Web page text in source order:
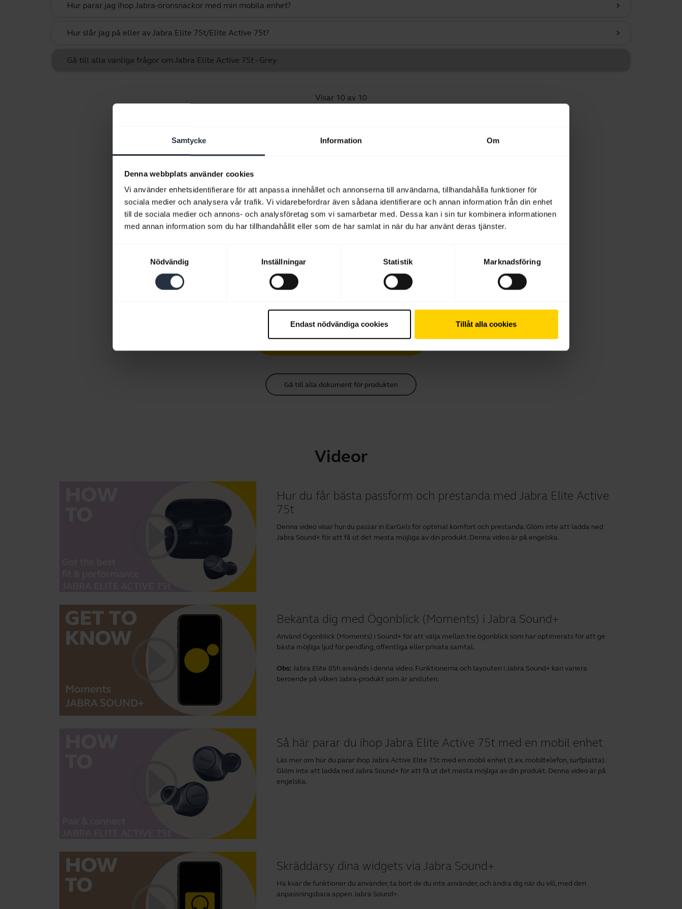
Samtycke Information Om
Denna webbplats använder cookies
Vi använder enhetsidentifierare för att anpassa innehållet och annonserna till användarna, tillhandahålla funktioner för
sociala medier och analysera vår trafik. Vi vidarebefordrar även sådana identifierare och annan information från din enhet
till de sociala medier och annons- och analysföretag som vi samarbetar med. Dessa kan i sin tur kombinera informationen
med annan information som du har tillhandahållit eller som de har samlat in när du har använt deras tjänster.
Nödvändig
Inställningar Statistik Marknadsföring
Endast nödvändiga cookies Tillåt alla cookies
Hur parar jag ihop Jabra-öronsnäckor med min mobila enhet? chevron_right
Hur slår jag på eller av Jabra Elite 75t/Elite Active 75t? chevron_right
Gå till alla vanliga frågor om Jabra Elite Active 75t - Grey
Visar 10 av 10
Användarmanual
Svenska expand_more
Flerspråkig
Gå till alla dokument för produkten
Videor
Hur du får bästa passform och prestanda med Jabra Elite Active
75t
Denna video visar hur du passar in EarGels för optimal komfort och prestanda. Glöm inte att ladda ned
Jabra Sound+ för att få ut det mesta möjliga av din produkt. Denna video är på engelska.
Bekanta dig med Ögonblick (Moments) i Jabra Sound+
Använd Ögonblick (Moments) i Sound+ för att välja mellan tre ögonblick som har optimerats för att ge
bästa möjliga ljud för pendling, offentliga eller privata samtal.
Obs: Jabra Elite 85h används i denna video. Funktionerna och layouten i Jabra Sound+ kan variera
beroende på vilken Jabra-produkt som är ansluten.
Så här parar du ihop Jabra Elite Active 75t med en mobil enhet
Läs mer om hur du parar ihop Jabra Active Elite 75t med en mobil enhet (t.ex. mobiltelefon, surfplatta).
Glöm inte att ladda nedJabra Sound+ för att få ut det mesta möjliga av din produkt. Denna video är på
engelska.
Skräddarsy dina widgets via Jabra Sound+
Ha kvar de funktioner du använder, ta bort de du inte använder, och ändra dig när du vill, med den
anpassningsbara appen Jabra Sound+.